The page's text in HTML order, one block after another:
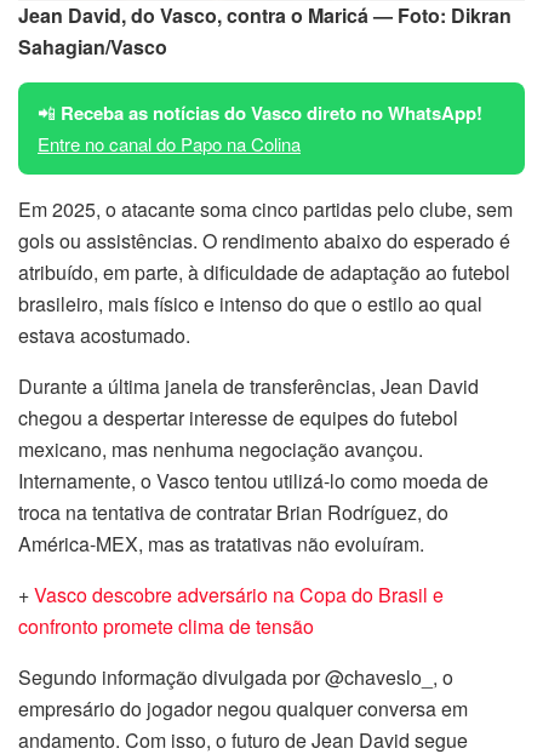
Jean David, do Vasco, contra o Maricá — Foto: Dikran
Sahagian/Vasco
📲 Receba as notícias do Vasco direto no WhatsApp!
Entre no canal do Papo na Colina
Em 2025, o atacante soma cinco partidas pelo clube, sem
gols ou assistências. O rendimento abaixo do esperado é
atribuído, em parte, à dificuldade de adaptação ao futebol
brasileiro, mais físico e intenso do que o estilo ao qual
estava acostumado.
Durante a última janela de transferências, Jean David
chegou a despertar interesse de equipes do futebol
mexicano, mas nenhuma negociação avançou.
Internamente, o Vasco tentou utilizá-lo como moeda de
troca na tentativa de contratar Brian Rodríguez, do
América-MEX, mas as tratativas não evoluíram.
+Vasco descobre adversário na Copa do Brasil e
confronto promete clima de tensão
Segundo informação divulgada por @chaveslo_, o
empresário do jogador negou qualquer conversa em
andamento. Com isso, o futuro de Jean David segue